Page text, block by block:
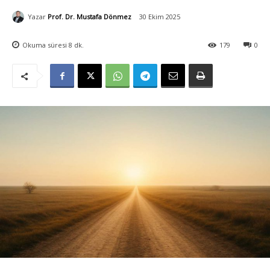
Yazar Prof. Dr. Mustafa Dönmez 30 Ekim 2025
Okuma süresi 8 dk. 0
179